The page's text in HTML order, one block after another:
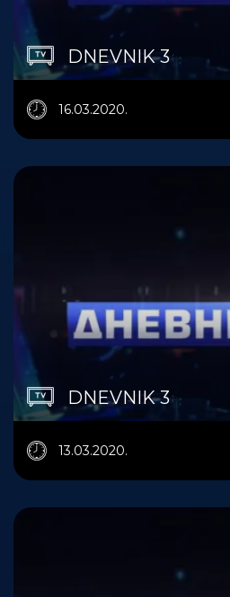
DNEVNIK 3
16.03.2020.
DNEVNIK 3
13.03.2020.